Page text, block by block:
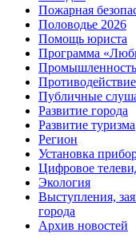
Пожарная
Половодье 2026
Помощь юриста
Программа
Промышленность
Публичные
Развитие города
Развитие туризма
Регион
Установка
Цифровое
Экология
Выступления,
города
Архив новостей